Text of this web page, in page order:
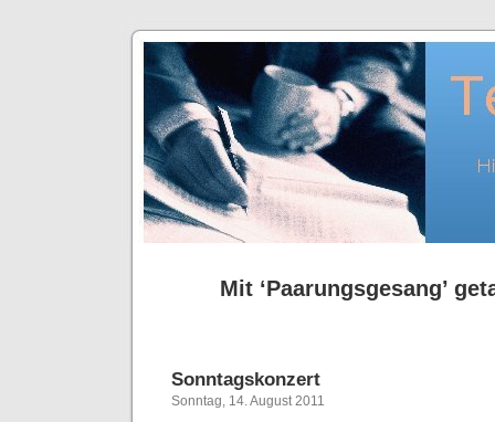
Mit ‘Paarungsgesang’
Sonntagskonzert
Sonntag, 14. August 2011